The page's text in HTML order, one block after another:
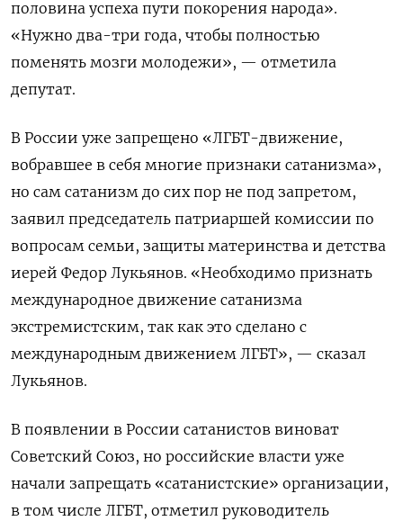
половина успеха пути покорения народа».
«Нужно два-три года, чтобы полностью
поменять мозги молодежи», — отметила
депутат.
В России уже запрещено «ЛГБТ-движение,
вобравшее в себя многие признаки сатанизма»,
но сам сатанизм до сих пор не под запретом,
заявил председатель патриаршей комиссии по
вопросам семьи, защиты материнства и детства
иерей Федор Лукьянов. «Необходимо признать
международное движение сатанизма
экстремистским, так как это сделано с
международным движением ЛГБТ», — сказал
Лукьянов.
В появлении в России сатанистов виноват
Советский Союз, но российские власти уже
начали запрещать «сатанистские» организации,
в том числе ЛГБТ, отметил руководитель